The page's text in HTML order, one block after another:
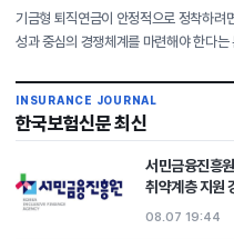
기금형 퇴직연금이 안정적으로 정착하려
성과 중심의 경쟁체계를 마련해야 한다는
적립금은 2020년
INSURANCE JOURNAL
한국보험신문 최신
서민금융진흥
취약계층 지원
08.07 19:44